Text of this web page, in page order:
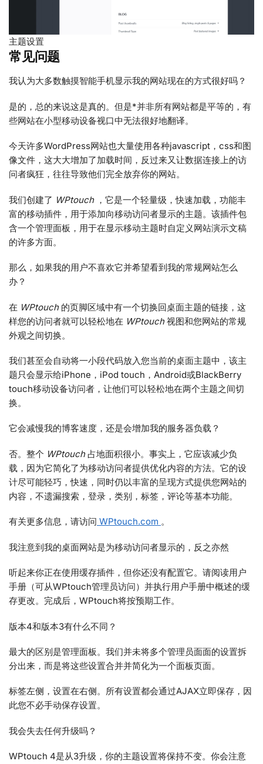
主题设置
常见问题
我认为大多数触摸智能手机显示我的网站现在的方式很好吗？
是的，总的来说这是真的。但是*并非所有网站都是平等的，有
些网站在小型移动设备视口中无法很好地翻译。
今天许多WordPress网站也大量使用各种javascript，css和图
像文件，这大大增加了加载时间，反过来又让数据连接上的访
问者疯狂，往往导致他们完全放弃你的网站。
我们创建了 WPtouch ，它是一个轻量级，快速加载，功能丰
富的移动插件，用于添加向移动访问者显示的主题。该插件包
含一个管理面板，用于在显示移动主题时自定义网站演示文稿
的许多方面。
那么，如果我的用户不喜欢它并希望看到我的常规网站怎么
办？
在 WPtouch 的页脚区域中有一个切换回桌面主题的链接，这
样您的访问者就可以轻松地在 WPtouch视图和您网站的常规
外观之间切换。
我们甚至会自动将一小段代码放入您当前的桌面主题中，该主
题只会显示给iPhone，iPod touch，Android或BlackBerry
touch移动设备访问者，让他们可以轻松地在两个主题之间切
换。
它会减慢我的博客速度，还是会增加我的服务器负载？
否。整个 WPtouch占地面积很小。事实上，它应该减少负
载，因为它简化了为移动访问者提供优化内容的方法。它的设
计尽可能轻巧，快速，同时仍以丰富的呈现方式提供您网站的
内容，不遗漏搜索，登录，类别，标签，评论等基本功能。
有关更多信息，请访问 WPtouch.com 。
我注意到我的桌面网站是为移动访问者显示的，反之亦然
听起来你正在使用缓存插件，但你还没有配置它。请阅读用户
手册（可从WPtouch管理员访问）并执行用户手册中概述的缓
存更改。完成后，WPtouch将按预期工作。
版本4和版本3有什么不同？
最大的区别是管理面板。我们并未将多个管理员面面的设置拆
分出来，而是将这些设置合并并简化为一个面板页面。
标签左侧，设置在右侧。所有设置都会通过AJAX立即保存，因
此您不必手动保存设置。
我会失去任何升级吗？
WPtouch 4是从3升级，你的主题设置将保持不变。你会注意